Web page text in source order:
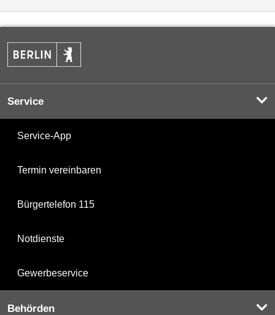
Service
Service-App
Termin vereinbaren
Bürgertelefon 115
Notdienste
Gewerbeservice
Behörden